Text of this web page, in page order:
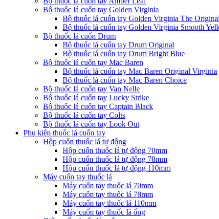
Bộ thuốc lá cuốn tay Golden Virginia
Bộ thuốc lá cuốn tay Golden Virginia The Original
Bộ thuốc lá cuốn tay Golden Virginia Smooth
Bộ thuốc lá cuốn Drum
Bộ thuốc lá cuốn tay Drum Original
Bộ thuốc lá cuốn tay Drum Bright Blue
Bộ thuốc lá cuốn tay Mac Baren
Bộ thuốc lá cuốn tay Mac Baren Original Virginia
Bộ thuốc lá cuốn tay Mac Baren Choice
Bộ thuốc lá cuốn tay Van Nelle
Bộ thuốc lá cuốn tay Lucky Strike
Bộ thuốc lá cuốn tay Captain Black
Bộ thuốc lá cuốn tay Colts
Bộ thuốc lá cuốn tay Look Out
Phụ kiện thuốc lá cuốn tay
Hộp cuốn thuốc lá tự động
Hộp cuốn thuốc lá tự động 70mm
Hộp cuốn thuốc lá tự động 78mm
Hộp cuốn thuốc lá tự động 110mm
Máy cuốn tay thuốc lá
Máy cuốn tay thuốc lá 70mm
Máy cuốn tay thuốc lá 78mm
Máy cuốn tay thuốc lá 110mm
Máy cuốn tay thuốc lá ống